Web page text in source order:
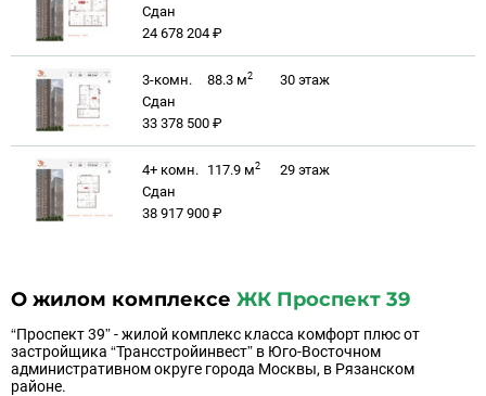
Сдан
24 678 204 ₽
3-комн. 88.3 м2 30 этаж
Сдан
33 378 500 ₽
4+ комн. 117.9 м2 29 этаж
Сдан
38 917 900 ₽
О жилом комплексе ЖК Проспект 39
“Проспект 39” - жилой комплекс класса комфорт плюс от
застройщика “Трансстройинвест” в Юго-Восточном
административном округе города Москвы, в Рязанском
районе.